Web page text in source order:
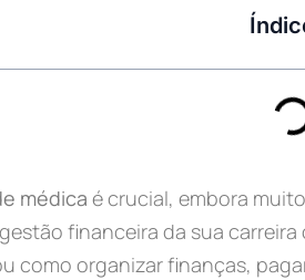
médica é crucial, embora
financeira da sua
como organizar finanças,